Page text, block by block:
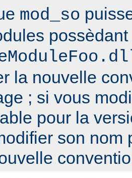
mod_so
la nouvelle
; si vous
pour la
son nom